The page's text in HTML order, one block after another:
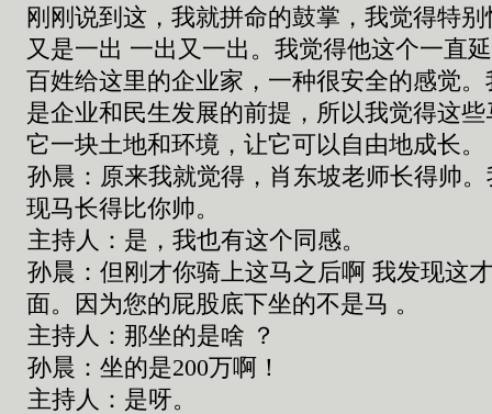
刚刚说到这，我就拼命的鼓掌，我觉得特
又是一出 一出又一出。我觉得他这个一直
百姓给这里的企业家，一种很安全的感觉。
是企业和民生发展的前提，所以我觉得这
它一块土地和环境，让它可以自由地成长。
孙晨： 原来我就觉得， 肖东坡老师长得帅。
现马长得比你帅。
主持人： 是 ， 我也有这个同感。
孙晨： 但 刚才你骑上这马之后啊我发现这
面。 因为您的屁股底下坐的不是马 。
主持人： 那坐的是啥 ？
孙晨：坐的是200万啊！
主持人： 是呀。